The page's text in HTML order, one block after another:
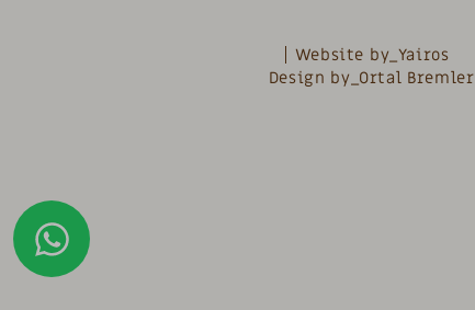
Website by_Yairos
Design by_Ortal Bremler